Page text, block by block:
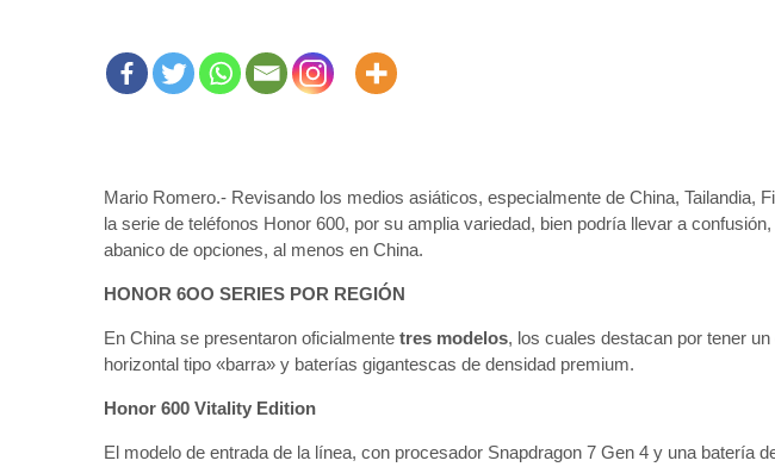
Mario Romero.- Revisando los medios asiáticos, especialmente de China, Tailandia,
la serie de teléfonos Honor 600, por su amplia variedad, bien podría llevar a
abanico de opciones, al menos en China.
HONOR 6OO SERIES POR REGIÓN
En China se presentaron oficialmente tres modelos, los cuales destacan por tener
horizontal tipo «barra» y baterías gigantescas de densidad premium.
Honor 600 Vitality Edition
El modelo de entrada de la línea, con procesador Snapdragon 7 Gen 4 y una batería